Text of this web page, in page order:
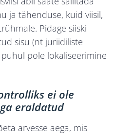
ja tähenduse, kuid viisil,
Pidage siiski
sisu (nt juriidiliste
pole lokaliseerimine
ei ole
eraldatud
arvesse aega, mis